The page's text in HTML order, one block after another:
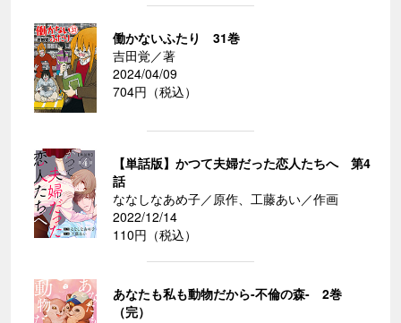
働かないふたり 31巻
吉田覚／著
2024/04/09
704円（税込）
【単話版】かつて夫婦だった恋人たちへ 第4
話
ななしなあめ子／原作、工藤あい／作画
2022/12/14
110円（税込）
あなたも私も動物だから-不倫の森- 2巻
（完）